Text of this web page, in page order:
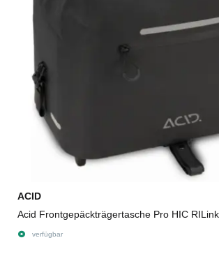
ACID
Acid Frontgepäckträgertasche Pro HIC RILink
verfügbar